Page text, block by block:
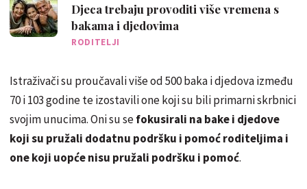
Djeca trebaju provoditi više vremena s
bakama i djedovima
RODITELJI
Istraživači su proučavali više od 500 baka i djedova između
70 i 103 godine te izostavili one koji su bili primarni skrbnici
svojim unucima. Oni su sefokusirali na bake i djedove
koji su pružali dodatnu podršku i pomoć roditeljima i
one koji uopće nisu pružali podršku i pomoć.